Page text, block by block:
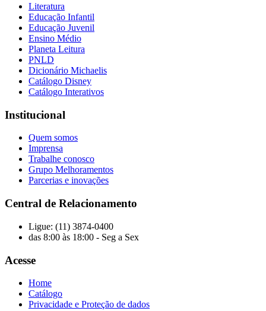
Literatura
Educação Infantil
Educação Juvenil
Ensino Médio
Planeta Leitura
PNLD
Dicionário Michaelis
Catálogo Disney
Catálogo Interativos
Institucional
Quem somos
Imprensa
Trabalhe conosco
Grupo Melhoramentos
Parcerias e inovações
Central de Relacionamento
Ligue: (11) 3874-0400
das 8:00 às 18:00 - Seg a Sex
Acesse
Home
Catálogo
Privacidade e Proteção de dados